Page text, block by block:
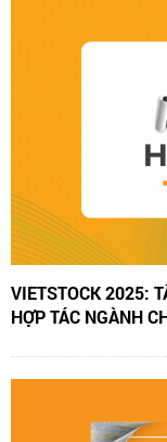
VIETSTOCK 2025:
HỢP TÁC NGÀNH